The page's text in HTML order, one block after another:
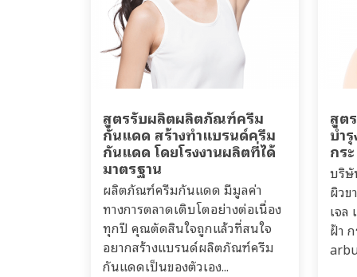
สูตรรับผลิตผลิตภัณฑ์ครีม
กันแดด สร้างทำแบรนด์ครีม
กันแดด โดยโรงงานผลิตที่ได้
มาตรฐาน
ผลิตภัณฑ์ครีมกันแดด มีมูลค่า
ทางการตลาดเติบโตอย่างต่อเนื่อง
ทุกปี คุณตัดสินใจถูกแล้วที่สนใจ
อยากสร้างแบรนด์ผลิตภัณฑ์ครีม
กันแดดเป็นของตัวเอง...
สูต
บำ
กร
บริษั
ผิวข
เจล
ฝ้า